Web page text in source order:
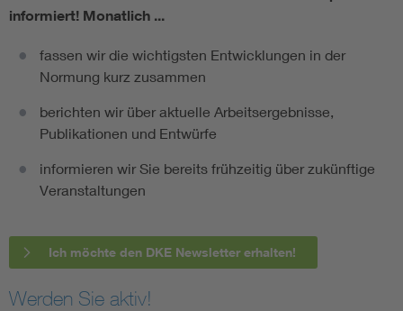
informiert! Monatlich ...
fassen wir die wichtigsten Entwicklungen in der
Normung kurz zusammen
berichten wir über aktuelle Arbeitsergebnisse,
Publikationen und Entwürfe
informieren wir Sie bereits frühzeitig über zukünftige
Veranstaltungen
Ich möchte den DKE Newsletter erhalten!
Werden Sie aktiv!